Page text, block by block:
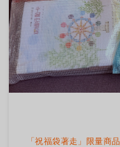
「祝福袋著走」限量商品